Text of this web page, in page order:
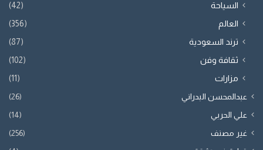
السياحة
(42)
العالم
(356)
ترند السعودية
(87)
ثقافة وفن
(102)
مزارات
(11)
عبدالمحسن البدراني (26)
علي الحربي (14)
غير مصنف (256)